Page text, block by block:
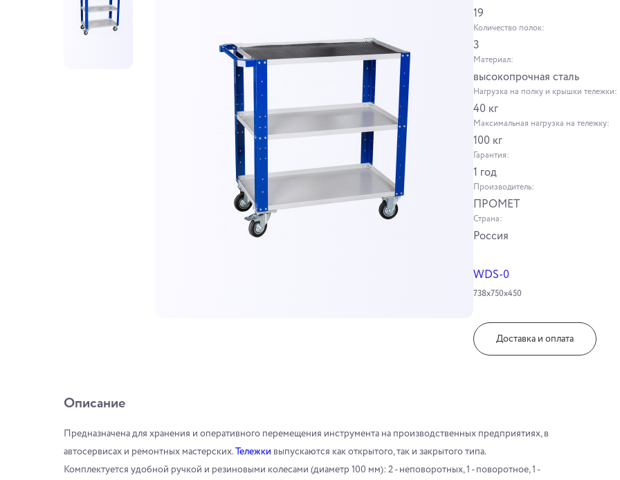
19
Количество полок:
3
Материал:
высокопрочная сталь
Нагрузка на полку и крышки тележки:
40 кг
Максимальная нагрузка на тележку:
100 кг
Гарантия:
1 год
Производитель:
ПРОМЕТ
Страна:
Россия
WDS-0
738x750x450
Доставка и оплата
Описание
Предназначена для хранения и оперативного перемещения инструмента на производственных предприятиях, в
автосервисах и ремонтных мастерских.Тележки выпускаются как открытого, так и закрытого типа.
Комплектуется удобной ручкой и резиновыми колесами (диаметр 100 мм): 2 - неповоротных, 1 - поворотное, 1 -